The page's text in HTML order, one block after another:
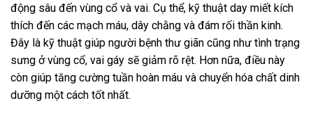
động sâu đến vùng cổ và vai. Cụ thể, kỹ thuật day miết kích
thích đến các mạch máu, dây chằng và đám rối thần kinh.
Đây là kỹ thuật giúp người bệnh thư giãn cũng như tình trạng
sưng ở vùng cổ, vai gáy sẽ giảm rõ rệt. Hơn nữa, điều này
còn giúp tăng cường tuần hoàn máu và chuyển hóa chất dinh
dưỡng một cách tốt nhất.